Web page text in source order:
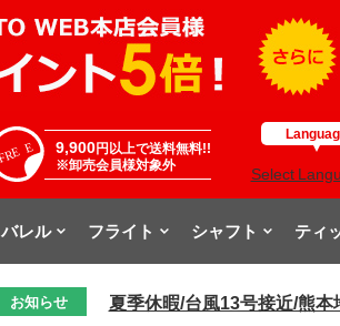
9,900円以上で送料無料!!
※卸売会員様対象外
Select
バレル フライト シャフト ティ
お知らせ 夏季休暇/台風13号接近/熊